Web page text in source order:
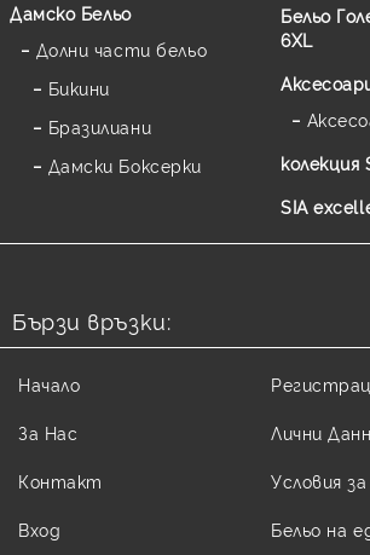
Дамско Бельо
Долни части бельо
Бикини
Бразилиани
Дамски Боксерки
Бельо
6XL
колекция
SIA
Бързи връзки:
Начало
За Нас
Контакт
Вход
Лични
Условия
Бельо на